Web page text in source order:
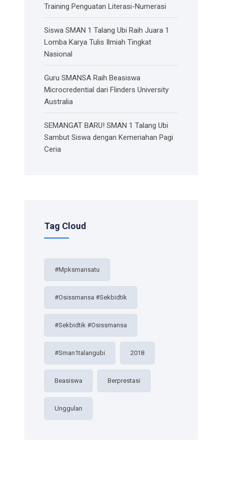
Training Penguatan Literasi-Numerasi
Siswa SMAN 1 Talang Ubi Raih Juara 1
Lomba Karya Tulis Ilmiah Tingkat
Nasional
Guru SMANSA Raih Beasiswa
Microcredential dari Flinders University
Australia
SEMANGAT BARU! SMAN 1 Talang Ubi
Sambut Siswa dengan Kemeriahan Pagi
Ceria
Tag Cloud
#mpksmansatu
#osissmansa #sekbidtik
#sekbidtik #osissmansa
#sman1talangubi 2018
Beasiswa Berprestasi
Unggulan